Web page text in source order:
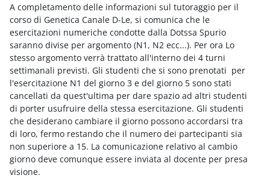
A completamento delle informazioni sul tutoraggio per il
corso di Genetica Canale D-Le, si comunica che le
esercitazioni numeriche condotte dalla Dotssa Spurio
saranno divise per argomento (N1, N2 ecc...). Per ora Lo
stesso argomento verrà trattato all'interno dei 4 turni
settimanali previsti. Gli studenti che si sono prenotati per
l'esercitazione N1 del giorno 3 e del giorno 5 sono stati
cancellati da quest'ultima per dare spazio ad altri studenti
di porter usufruire della stessa esercitazione. Gli studenti
che desiderano cambiare il giorno possono accordarsi tra
di loro, fermo restando che il numero dei partecipanti sia
non superiore a 15. La comunicazione relativo al cambio
giorno deve comunque essere inviata al docente per presa
visione.